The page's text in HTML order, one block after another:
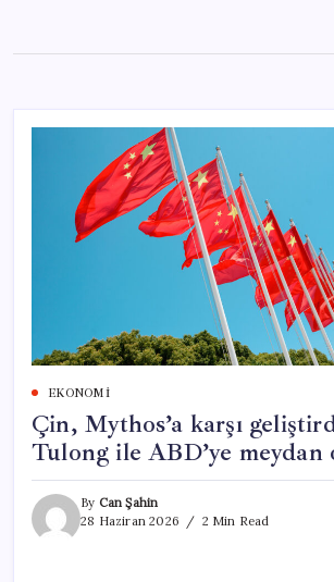
content
EKONOMI
Çin, Mythos’a karşı
Tulong ile ABD’ye meydan
By Can Şahin
28 Haziran 2026
2 Min Read